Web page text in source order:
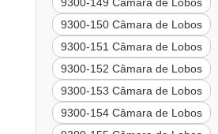
9300-150 Câmara de Lobos
9300-151 Câmara de Lobos
9300-152 Câmara de Lobos
9300-153 Câmara de Lobos
9300-154 Câmara de Lobos